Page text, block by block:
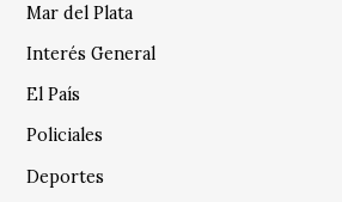
Mar del Plata
Interés General
El País
Policiales
Deportes